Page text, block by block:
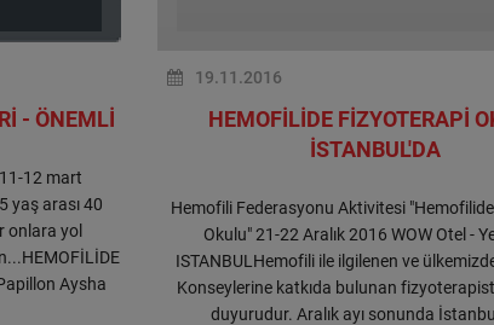
- ÖNEMLİ
12 mart
yaş arası 40
onlara yol
Aysha
19.11.2016
HEMOFİLİDE FİZYOTERAPİ
İSTANBUL'DA
Hemofili Federasyonu Aktivitesi
Okulu" 21-22 Aralık 2016 WOW Otel -
ISTANBULHemofili ile ilgilenen ve
Konseylerine katkıda bulunan
duyurudur. Aralık ayı sonunda